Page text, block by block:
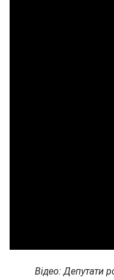
Відео: Депутати